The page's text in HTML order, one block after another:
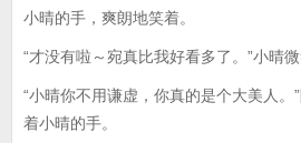
小晴的手，爽朗地笑着。
“才没有啦～宛真比我好看多了。”小晴微
“小晴你不用谦虚，你真的是个大美人。
着小晴的手。